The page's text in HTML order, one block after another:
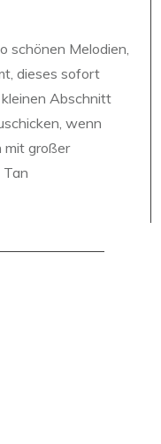
schönen Melodien,
dieses sofort
Abschnitt
wenn
mit großer
Tan